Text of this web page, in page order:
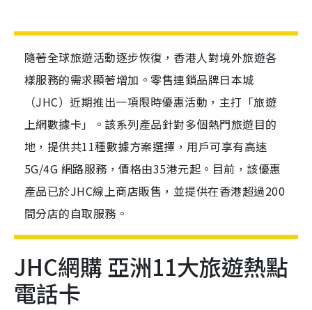
隨著全球旅遊活動逐步恢復，香港人對境外旅遊各
樣服務的需求顯著增加。零售連鎖品牌日本城
（JHC）近期推出一項限時優惠活動，主打「旅遊
上網數據卡」。該系列產品針對多個熱門旅遊目的
地，提供共11種數據方案選擇，用戶可享有高速
5G/4G 網路服務，價格由35港元起。目前，該優惠
產品已於JHC線上商店販售，並提供在香港超過200
間分店的自取服務。
JHC網購 亞洲11大旅遊熱點
電話卡